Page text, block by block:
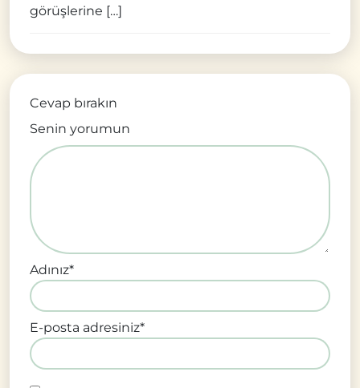
görüşlerine […]
Cevap bırakın
Senin yorumun
Adınız*
E-posta adresiniz*